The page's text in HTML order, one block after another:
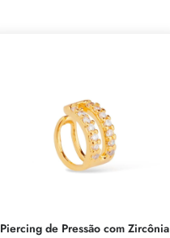
Piercing de Pressão com Zircônia